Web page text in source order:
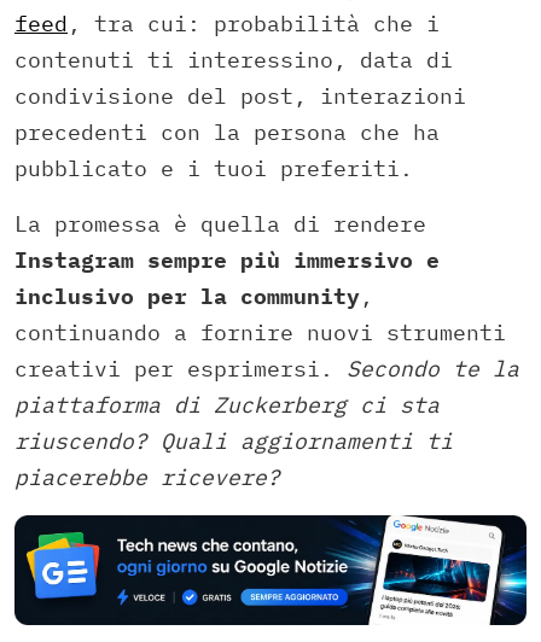
feed , tra cui: probabilità che i
contenuti ti interessino, data di
condivisione del post, interazioni
precedenti con la persona che ha
pubblicato e i tuoi preferiti.
La promessa è quella di rendere
Instagram sempre più immersivo e
inclusivo per la community,
continuando a fornire nuovi strumenti
creativi per esprimersi. Secondo te la
piattaforma di Zuckerberg ci sta
riuscendo? Quali aggiornamenti ti
piacerebbe ricevere?